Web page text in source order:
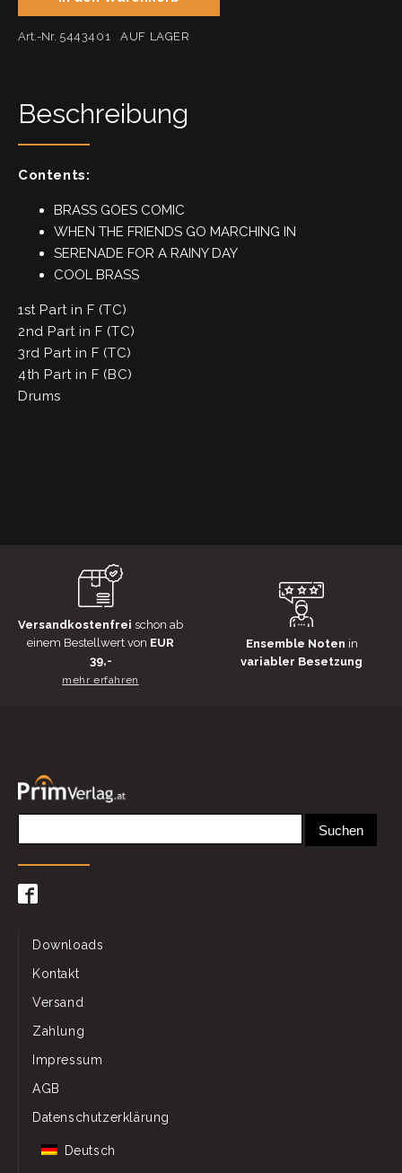
Art.-Nr. 5443401 AUF LAGER
Beschreibung
Contents:
BRASS GOES COMIC
WHEN THE FRIENDS GO MARCHING IN
SERENADE FOR A RAINY DAY
COOL BRASS
1st Part in F (TC)
2nd Part in F (TC)
3rd Part in F (TC)
4th Part in F (BC)
Drums
Versandkostenfrei schon ab
einem Bestellwert von EUR
39,-
mehr erfahren
Ensemble Noten in
variabler Besetzung
Downloads
Kontakt
Versand
Zahlung
Impressum
AGB
Datenschutzerklärung
Deutsch